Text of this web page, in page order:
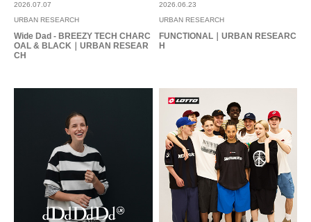
2026.07.07
URBAN RESEARCH
Wide Dad - BREEZY TECH CHARC
OAL & BLACK｜URBAN RESEAR
CH
2026.06.23
URBAN RESEARCH
FUNCTIONAL｜URBAN RESEARC
H